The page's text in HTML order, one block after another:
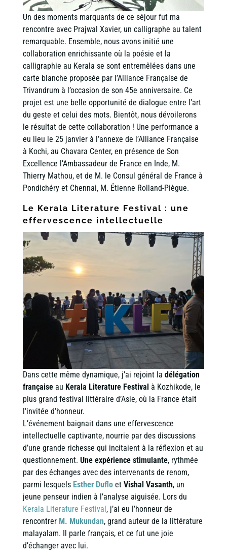
Un des moments marquants de ce séjour fut ma
rencontre avec Prajwal Xavier, un calligraphe au talent
remarquable. Ensemble, nous avons initié une
collaboration enrichissante où la poésie et la
calligraphie au Kerala se sont entremêlées dans une
carte blanche proposée par l’Alliance Française de
Trivandrum à l’occasion de son 45e anniversaire. Ce
projet est une belle opportunité de dialogue entre l’art
du geste et celui des mots. Bientôt, nous dévoilerons
le résultat de cette collaboration ! Une performance a
eu lieu le 25 janvier à l’annexe de l’Alliance Française
à Kochi, au Chavara Center, en présence de Son
Excellence l’Ambassadeur de France en Inde, M.
Thierry Mathou, et de M. le Consul général de France à
Pondichéry et Chennai, M. Étienne Rolland-Piègue.
Le Kerala Literature Festival : une
effervescence intellectuelle
Dans cette même dynamique, j’ai rejoint la délégation
françaiseau Kerala Literature Festivalà Kozhikode, le
plus grand festival littéraire d’Asie, où la France était
l’invitée d’honneur.
L’événement baignait dans une effervescence
intellectuelle captivante, nourrie par des discussions
d’une grande richesse qui incitaient à la réflexion et au
questionnement. Une expérience stimulante, rythmée
par des échanges avec des intervenants de renom,
parmi lesquels Esther Dufloet Vishal Vasanth, un
jeune penseur indien à l’analyse aiguisée. Lors du
Kerala Literature Festival, j’ai eu l’honneur de
rencontrer M. Mukundan, grand auteur de la littérature
malayalam. Il parle français, et ce fut une joie
d’échanger avec lui.